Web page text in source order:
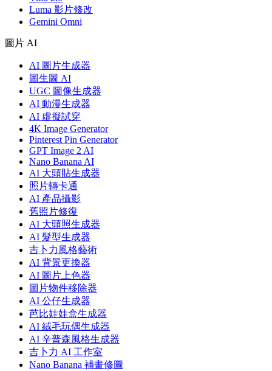
Luma 影片修改
Gemini Omni
圖片 AI
AI 圖片生成器
圖生圖 AI
UGC 圖像生成器
AI 動漫生成器
AI 虛擬試穿
4K Image Generator
Pinterest Pin Generator
GPT Image 2 AI
Nano Banana AI
AI 大頭貼生成器
照片轉卡通
AI 產品攝影
舊照片修復
AI 大頭照生成器
AI 髮型生成器
吉卜力風格藝術
AI 背景更換器
AI 圖片上色器
圖片物件移除器
AI 公仔生成器
芭比娃娃盒生成器
AI 絨毛玩偶生成器
AI 辛普森風格生成器
吉卜力 AI 工作室
Nano Banana 補畫修圖